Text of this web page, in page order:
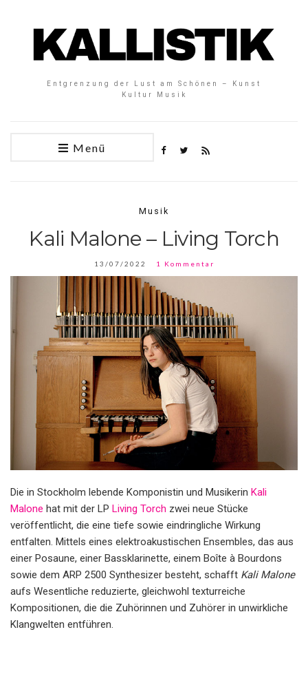
Entgrenzung der Lust am Schönen – Kunst
Kultur Musik
Menü
Musik
Kali Malone – Living Torch
13/07/2022 1 Kommentar
Die in Stockholm lebende Komponistin und Musikerin Kali
Malone hat mit der LP Living Torch zwei neue Stücke
veröffentlicht, die eine tiefe sowie eindringliche Wirkung
entfalten. Mittels eines elektroakustischen Ensembles, das aus
einer Posaune, einer Bassklarinette, einem Boîte à Bourdons
sowie dem ARP 2500 Synthesizer besteht, schafft Kali Malone
aufs Wesentliche reduzierte, gleichwohl texturreiche
Kompositionen, die die Zuhörinnen und Zuhörer in unwirkliche
Klangwelten entführen.